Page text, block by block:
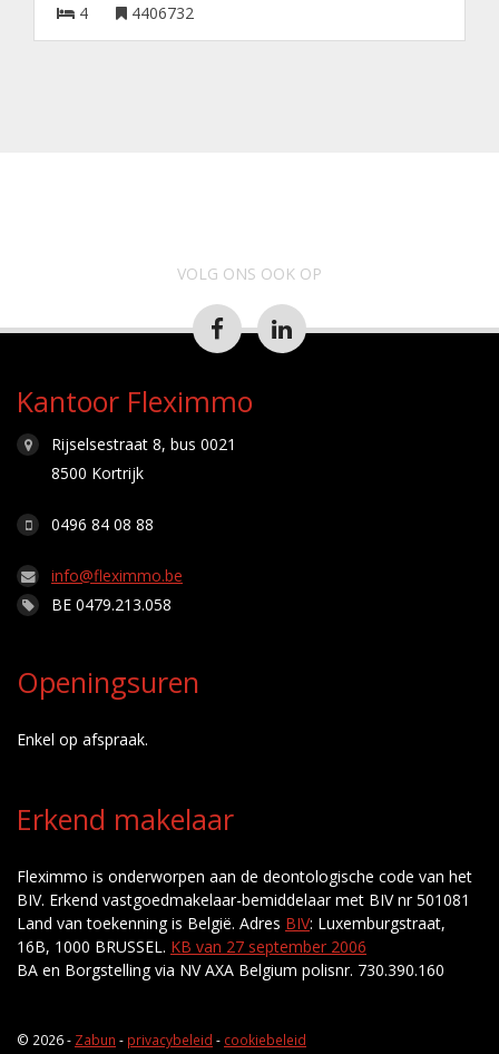
4 4406732
VOLG ONS OOK OP
Kantoor Fleximmo
Rijselsestraat 8, bus 0021
8500 Kortrijk
0496 84 08 88
info@fleximmo.be
BE 0479.213.058
Openingsuren
Enkel op afspraak.
Erkend makelaar
Fleximmo is onderworpen aan de deontologische code van het
BIV. Erkend vastgoedmakelaar-bemiddelaar met BIV nr 501081
Land van toekenning is België. Adres BIV: Luxemburgstraat,
16B, 1000 BRUSSEL. KB van 27 september 2006
BA en Borgstelling via NV AXA Belgium polisnr. 730.390.160
© 2026 - Zabun - privacybeleid - cookiebeleid